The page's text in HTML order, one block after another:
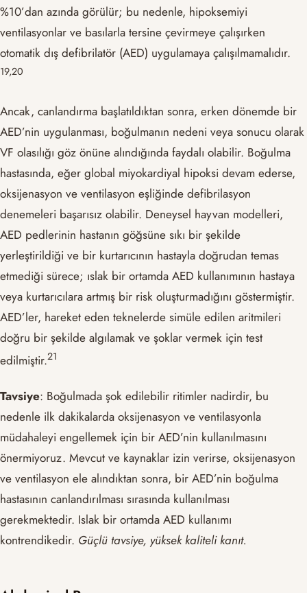
%10’dan azında görülür; bu nedenle, hipoksemiyi
ventilasyonlar ve basılarla tersine çevirmeye çalışırken
otomatik dış defibrilatör (AED) uygulamaya çalışılmamalıdır.
​19,20​
Ancak, canlandırma başlatıldıktan sonra, erken dönemde bir
AED’nin uygulanması, boğulmanın nedeni veya sonucu olarak
VF olasılığı göz önüne alındığında faydalı olabilir. Boğulma
hastasında, eğer global miyokardiyal hipoksi devam ederse,
oksijenasyon ve ventilasyon eşliğinde defibrilasyon
denemeleri başarısız olabilir. Deneysel hayvan modelleri,
AED pedlerinin hastanın göğsüne sıkı bir şekilde
yerleştirildiği ve bir kurtarıcının hastayla doğrudan temas
etmediği sürece; ıslak bir ortamda AED kullanımının hastaya
veya kurtarıcılara artmış bir risk oluşturmadığını göstermiştir.
AED’ler, hareket eden teknelerde simüle edilen aritmileri
doğru bir şekilde algılamak ve şoklar vermek için test
edilmiştir.​21​
Tavsiye: Boğulmada şok edilebilir ritimler nadirdir, bu
nedenle ilk dakikalarda oksijenasyon ve ventilasyonla
müdahaleyi engellemek için bir AED’nin kullanılmasını
önermiyoruz. Mevcut ve kaynaklar izin verirse, oksijenasyon
ve ventilasyon ele alındıktan sonra, bir AED’nin boğulma
hastasının canlandırılması sırasında kullanılması
gerekmektedir. Islak bir ortamda AED kullanımı
kontrendikedir. Güçlü tavsiye, yüksek kaliteli kanıt.